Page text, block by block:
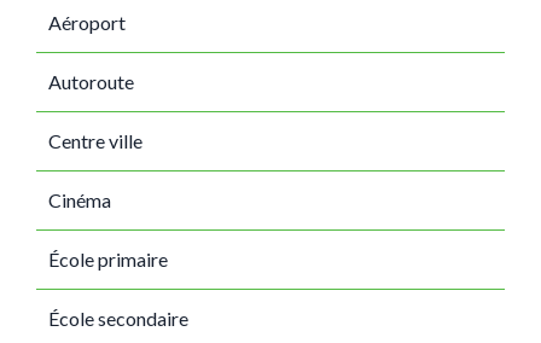
Aéroport
Autoroute
Centre ville
Cinéma
École primaire
École secondaire